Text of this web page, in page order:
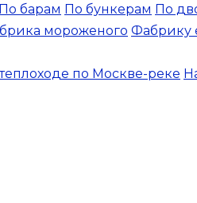
По барам По бункерам По
мороженого Фабрику
по Москве-реке